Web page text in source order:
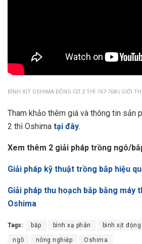
BÌNH XỊT OSHIMA ĐỘNG CƠ 2 THÌ 767-768 | GIỚI
Tham khảo thêm giá và thông tin sản
2 thì Oshima tại đây.
Xem thêm 2 giải pháp trồng ngô/
Giải pháp kỹ thuật trồng bắp hiệu
Giải pháp thu hoạch bắp bằng máy
Oshima
Tags: bắp bình xạ phân bình xịt
ngô nông nghiệp Oshima